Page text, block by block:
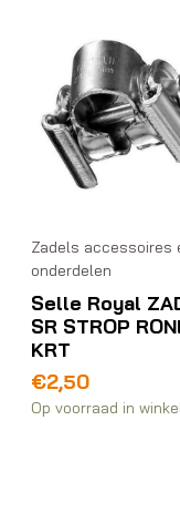
Zadels accessoires
onderdelen
Selle Royal
SR STROP
KRT
€2,50
Op voorraad in winkel